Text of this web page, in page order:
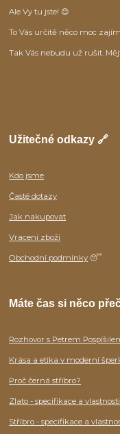
Ale Vy tu jste! 😊
To Vás určitě něco moc
Tak Vás nebudu už rušit.
Užitečné odkazy 🔗
Kdo jsme
Časté dotazy
Jak nakupovat
Vracení zboží
Obchodní podmínky 😴
Máte čas si něco
Rozhovor s Petrem
Krása a etika v moderní
Proč černá stříbro?
Zlato - specifikace a vlastnosti
Stříbro - specifikace a